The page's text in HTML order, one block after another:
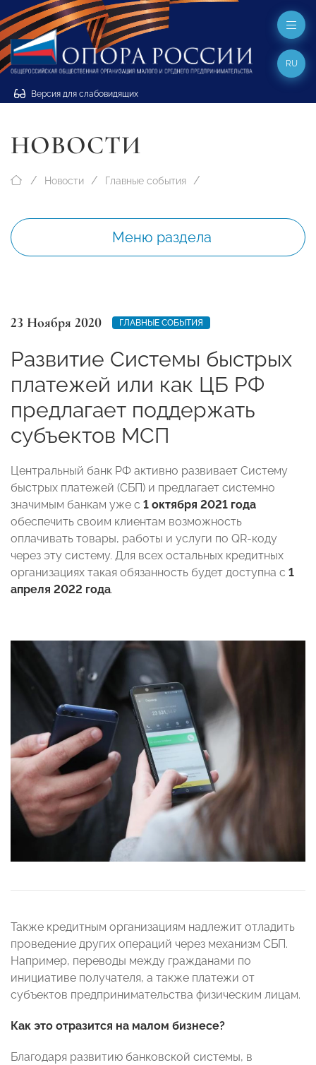
Версия для слабовидящих
RU
НОВОСТИ
Новости Главные события
Меню раздела
23 Ноября 2020 ГЛАВНЫЕ СОБЫТИЯ
Развитие Системы быстрых
платежей или как ЦБ РФ
предлагает поддержать
субъектов МСП
Центральный банк РФ активно развивает Систему
быстрых платежей (СБП) и предлагает системно
значимым банкам уже с 1 октября 2021 года
обеспечить своим клиентам возможность
оплачивать товары, работы и услуги по QR-коду
через эту систему. Для всех остальных кредитных
организациях такая обязанность будет доступна с 1
апреля 2022 года.
Также кредитным организациям надлежит отладить
проведение других операций через механизм СБП.
Например, переводы между гражданами по
инициативе получателя, а также платежи от
субъектов предпринимательства физическим лицам.
Как это отразится на малом бизнесе?
Благодаря развитию банковской системы, в